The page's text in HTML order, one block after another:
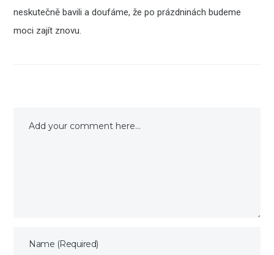
neskutečně bavili a doufáme, že po prázdninách budeme
moci zajít znovu.